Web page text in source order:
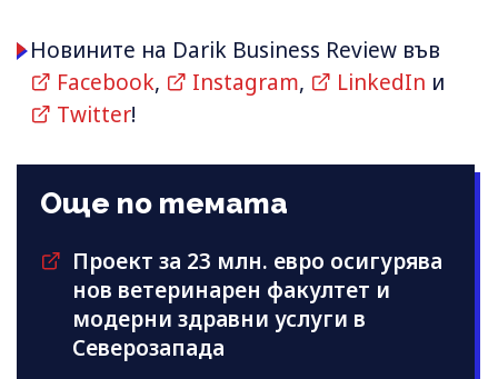
Новините на Darik Business Review във
Facebook, Instagram, LinkedIn и
Twitter!
Още по темата
Проект за 23 млн. евро осигурява
нов ветеринарен факултет и
модерни здравни услуги в
Северозапада